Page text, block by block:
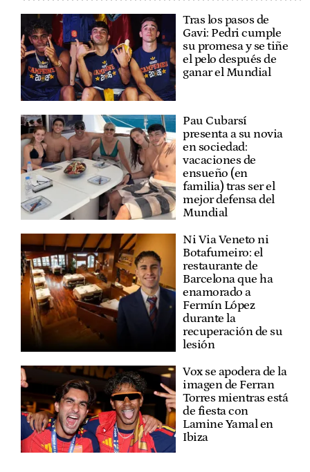
Tras los pasos de
Gavi: Pedri cumple
su promesa y se tiñe
el pelo después de
ganar el Mundial
Pau Cubarsí
presenta a su novia
en sociedad:
vacaciones de
ensueño (en
familia) tras ser el
mejor defensa del
Mundial
Ni Via Veneto ni
Botafumeiro: el
restaurante de
Barcelona que ha
enamorado a
Fermín López
durante la
recuperación de su
lesión
Vox se apodera de la
imagen de Ferran
Torres mientras está
de fiesta con
Lamine Yamal en
Ibiza